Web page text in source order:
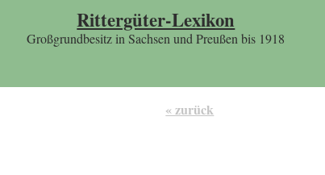
Rittergüter-Lexikon
Großgrundbesitz in Sachsen und Preußen bis 1918
« zurück